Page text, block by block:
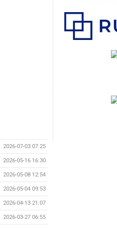
2026-07-03 07:25
2026-05-16 16:30
2026-05-08 12:54
2026-05-04 09:53
2026-04-13 21:07
2026-03-27 06:55